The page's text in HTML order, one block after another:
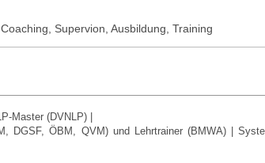
Supervion, Ausbildung, Training
Master (DVNLP) |
DGSF, ÖBM, QVM) und Lehrtrainer (BMWA) |